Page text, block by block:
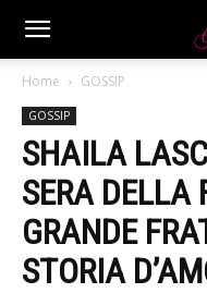
Home GOSSIP
GOSSIP
SHAILA
SERA DELLA
GRANDE
STORIA